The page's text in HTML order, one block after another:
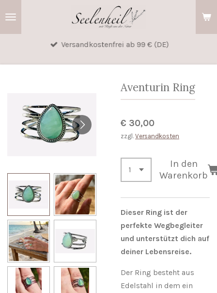
Versandkostenfrei ab 99 € (DE)
Aventurin Ring
€ 30,00
zzgl. Versandkosten
In den
Warenkorb
Dieser Ring ist der
perfekte Wegbegleiter
und unterstützt dich auf
deiner Lebensreise.
Der Ring besteht aus
Edelstahl in dem ein